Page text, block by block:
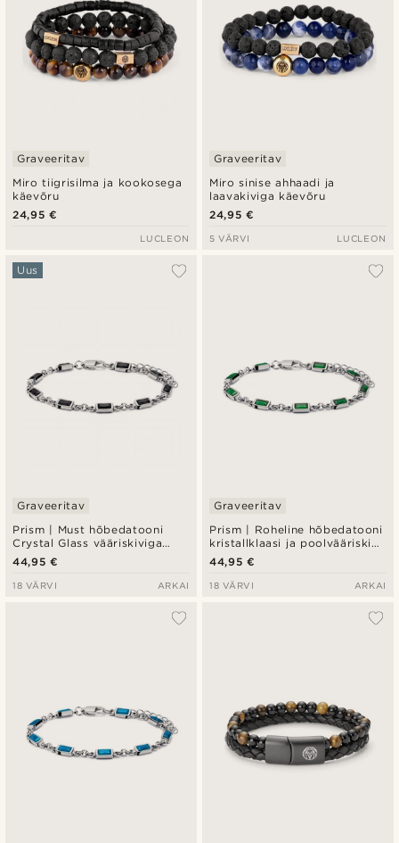
Miro tiigrisilma ja kookosega
käevõru
Graveeritav
24,95 €
LUCLEON
Miro sinise ahhaadi ja
laavakiviga käevõru
Graveeritav
24,95 €
5 VÄRVI LUCLEON
Prism | Must hõbedatooni
Crystal Glass vääriskiviga
käevõru
Uus
Graveeritav
44,95 €
18 VÄRVI ARKAI
Prism | Roheline hõbedatooni
kristallklaasi ja poolvääriskivi
käevõru
Graveeritav
44,95 €
18 VÄRVI ARKAI